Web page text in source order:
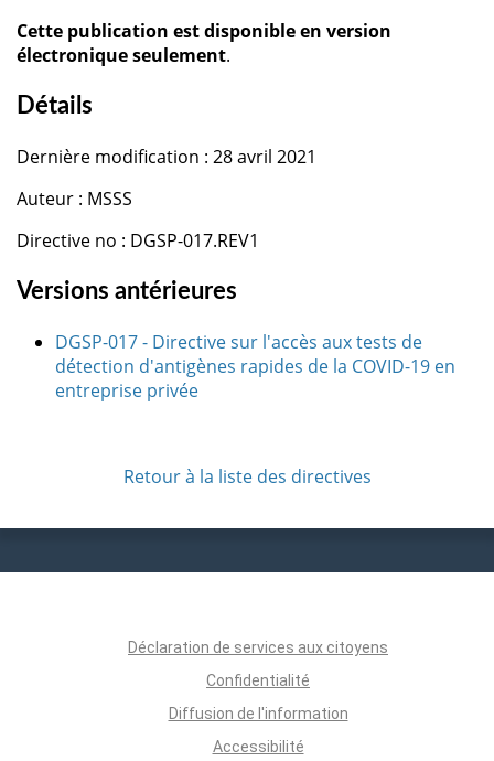
Cette publication est disponible en version
électronique seulement.
Détails
Dernière modification : 28 avril 2021
Auteur : MSSS
Directive no : DGSP-017.REV1
Versions antérieures
DGSP-017 - Directive sur l'accès aux tests de
détection d'antigènes rapides de la COVID-19 en
entreprise privée
Retour à la liste des directives
Déclaration de services aux citoyens
Confidentialité
Diffusion de l'information
Accessibilité